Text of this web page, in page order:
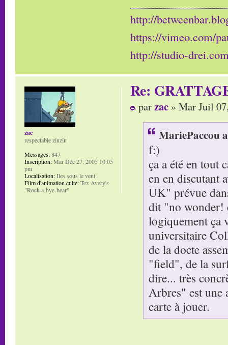
http://
https://vimeo.com/
http://studio-
Re:
parzac » Mar Juil
MariePaccou
f:)
ça a été en tout
en en discutant
UK" prévue
dit "no wonder!
logiquement ça
universitaire
de la docte
"field", de la
dire... très
Arbres" est une
carte à jouer.
zac
respectable zinzin
Messages:847
Inscription:Mar Déc 27, 2005 10:05
pm
Localisation:Iles sous le vent
Film d'animation culte:Tex Avery's
"Rock-a-bye-bear"